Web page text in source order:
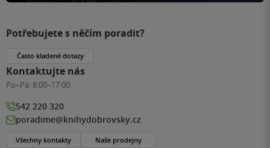
Potřebujete s něčím poradit?
Často kladené dotazy
Kontaktujte nás
Po–Pá: 8:00–17:00
542 220 320
poradime@knihydobrovsky.cz
Všechny kontakty Naše prodejny